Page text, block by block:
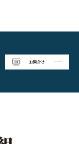
お問合せ